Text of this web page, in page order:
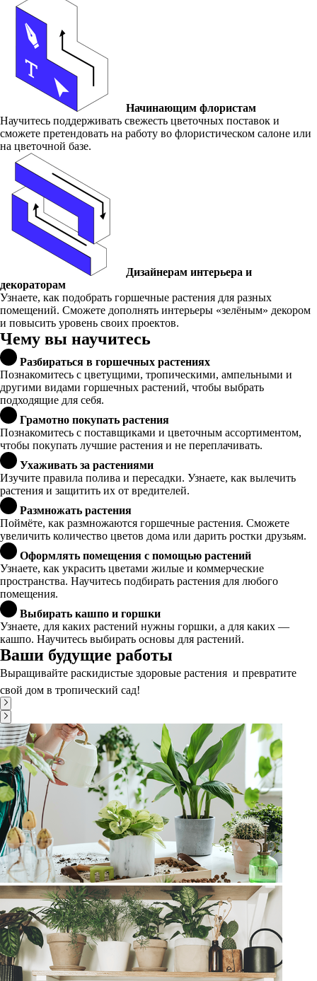
Начинающим флористам
Научитесь поддерживать свежесть цветочных поставок и
сможете претендовать на работу во флористическом салоне или
на цветочной базе.
Дизайнерам интерьера и
декораторам
Узнаете, как подобрать горшечные растения для разных
помещений. Сможете дополнять интерьеры «зелёным» декором
и повысить уровень своих проектов.
Чему вы научитесь
Разбираться в горшечных растениях
Познакомитесь с цветущими, тропическими, ампельными и
другими видами горшечных растений, чтобы выбрать
подходящие для себя.
Грамотно покупать растения
Познакомитесь с поставщиками и цветочным ассортиментом,
чтобы покупать лучшие растения и не переплачивать.
Ухаживать за растениями
Изучите правила полива и пересадки. Узнаете, как вылечить
растения и защитить их от вредителей.
Размножать растения
Поймёте, как размножаются горшечные растения. Сможете
увеличить количество цветов дома или дарить ростки друзьям.
Оформлять помещения с помощью растений
Узнаете, как украсить цветами жилые и коммерческие
пространства. Научитесь подбирать растения для любого
помещения.
Выбирать кашпо и горшки
Узнаете, для каких растений нужны горшки, а для каких —
кашпо. Научитесь выбирать основы для растений.
Ваши будущие работы
Выращивайте раскидистые здоровые растения  и превратите
свой дом в тропический сад!